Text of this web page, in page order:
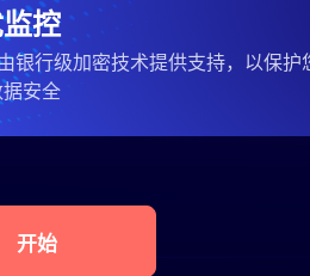
控
银行级加密技术提供支持，以保护
安全
开始